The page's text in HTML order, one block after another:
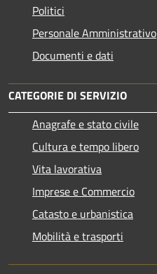
Politici
Personale Amministrativo
Documenti e dati
CATEGORIE DI SERVIZIO
Anagrafe e stato civile
Cultura e tempo libero
Vita lavorativa
Imprese e Commercio
Catasto e urbanistica
Mobilità e trasporti